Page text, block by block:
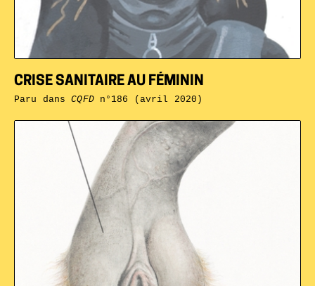
CRISE SANITAIRE AU FÉMININ
Paru dansCQFDn°186 (avril 2020)